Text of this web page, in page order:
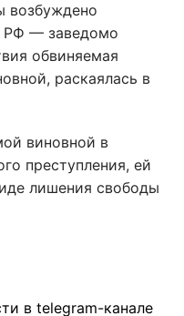
возбуждено
РФ — заведомо
обвиняемая
раскаялась в
виновной в
преступления, ей
лишения свободы
в telegram-канале